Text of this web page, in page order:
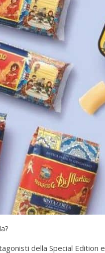
della Special Edition e